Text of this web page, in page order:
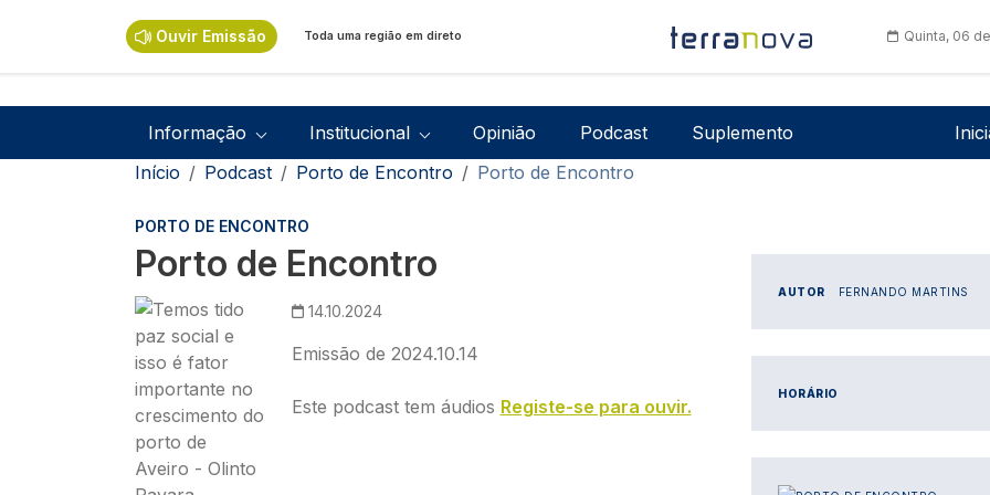
Ouvir Emissão Toda uma região em direto Quinta, 06
Navegação principal
Informação Institucional Opinião Podcast Suplemento
Navegação estrutural
Início Podcast Porto de Encontro Porto de Encontro
PORTO DE ENCONTRO
Porto de Encontro
Imagem 14.10.2024
Emissão de 2024.10.14
Este podcast tem áudios Registe-se para ouvir.
AUTOR FERNANDO MARTINS
HORÁRIO